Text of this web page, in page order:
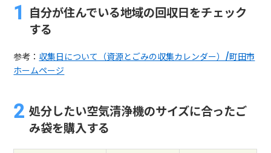
自分が住んでいる地域の回収日をチェック
する
参考： 収集日について（資源とごみの収集カレンダー）/町田市
ホームページ
処分したい空気清浄機のサイズに合ったご
み袋を購入する